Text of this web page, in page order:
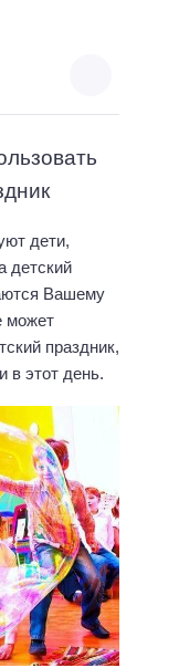
дети,
детский
Вашему
может
праздник,
в этот день.